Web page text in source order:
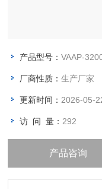
产品型号：VAAP-
厂商性质：生产厂家
更新时间： 2026-05-
访 问 量： 292
产品咨询